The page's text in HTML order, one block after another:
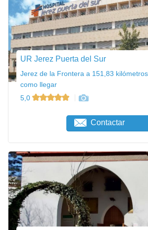
UR Jerez Puerta del Sur
Jerez de la Frontera a 151,83
como llegar
5,0
Contactar